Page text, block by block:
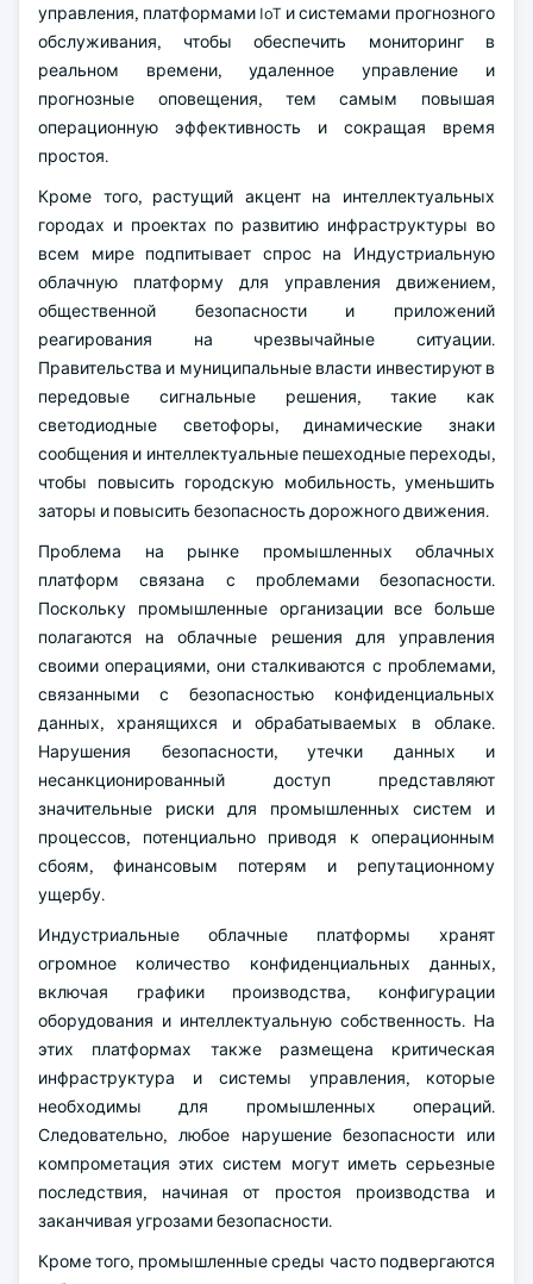
управления, платформами IoT и системами прогнозного
обслуживания, чтобы обеспечить мониторинг в
реальном времени, удаленное управление и
прогнозные оповещения, тем самым повышая
операционную эффективность и сокращая время
простоя.
Кроме того, растущий акцент на интеллектуальных
городах и проектах по развитию инфраструктуры во
всем мире подпитывает спрос на Индустриальную
облачную платформу для управления движением,
общественной безопасности и приложений
реагирования на чрезвычайные ситуации.
Правительства и муниципальные власти инвестируют в
передовые сигнальные решения, такие как
светодиодные светофоры, динамические знаки
сообщения и интеллектуальные пешеходные переходы,
чтобы повысить городскую мобильность, уменьшить
заторы и повысить безопасность дорожного движения.
Проблема на рынке промышленных облачных
платформ связана с проблемами безопасности.
Поскольку промышленные организации все больше
полагаются на облачные решения для управления
своими операциями, они сталкиваются с проблемами,
связанными с безопасностью конфиденциальных
данных, хранящихся и обрабатываемых в облаке.
Нарушения безопасности, утечки данных и
несанкционированный доступ представляют
значительные риски для промышленных систем и
процессов, потенциально приводя к операционным
сбоям, финансовым потерям и репутационному
ущербу.
Индустриальные облачные платформы хранят
огромное количество конфиденциальных данных,
включая графики производства, конфигурации
оборудования и интеллектуальную собственность. На
этих платформах также размещена критическая
инфраструктура и системы управления, которые
необходимы для промышленных операций.
Следовательно, любое нарушение безопасности или
компрометация этих систем могут иметь серьезные
последствия, начиная от простоя производства и
заканчивая угрозами безопасности.
Кроме того, промышленные среды часто подвергаются